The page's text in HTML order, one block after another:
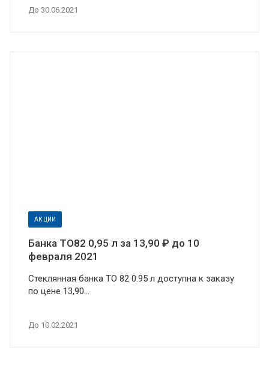
До 30.06.2021
До 10.02.2021
АКЦИИ
Банка ТО82 0,95 л за 13,90 ₽ до 10
февраля 2021
Стеклянная банка ТО 82 0.95 л доступна к заказу
по цене 13,90...